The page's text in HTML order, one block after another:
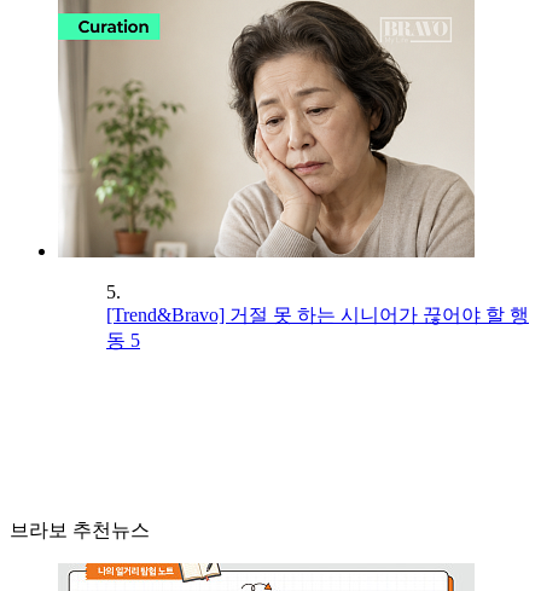
5.
[Trend&Bravo] 거절 못 하는 시니어가 끊어야 할 행
동 5
브라보 추천뉴스